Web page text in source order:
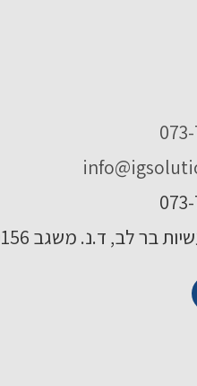
בר לב, ד.נ. משגב 20156